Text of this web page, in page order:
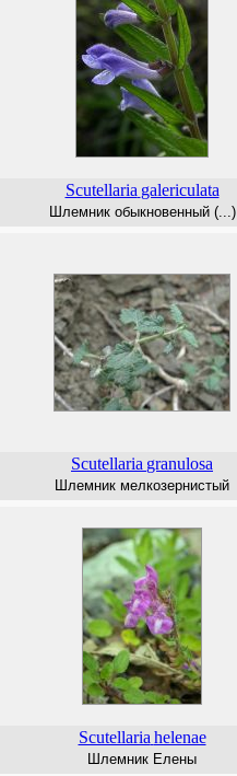
Scutellaria galericulata
Шлемник обыкновенный (...)
Scutellaria granulosa
Шлемник мелкозернистый
Scutellaria helenae
Шлемник Елены